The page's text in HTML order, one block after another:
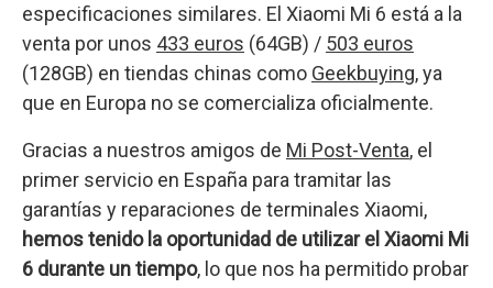
especificaciones similares. El Xiaomi Mi 6 está a la
venta por unos 433 euros (64GB) / 503 euros
(128GB) en tiendas chinas como Geekbuying, ya
que en Europa no se comercializa oficialmente.
Gracias a nuestros amigos de Mi Post-Venta, el
primer servicio en España para tramitar las
garantías y reparaciones de terminales Xiaomi,
hemos tenido la oportunidad de utilizar el Xiaomi Mi
6 durante un tiempo, lo que nos ha permitido probar